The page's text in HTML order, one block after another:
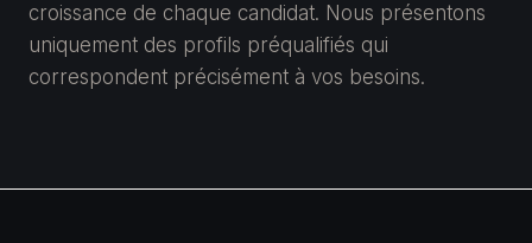
croissance de chaque candidat. Nous présentons
uniquement des profils préqualifiés qui
correspondent précisément à vos besoins.